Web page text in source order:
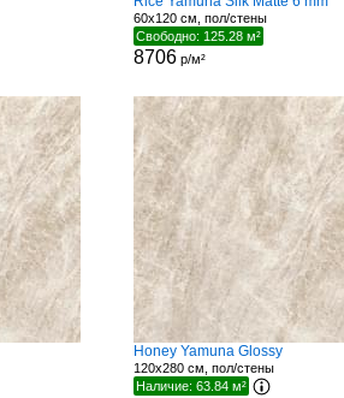
60x120 см, пол/стены
Свободно: 125.28 м²
8706р/м²
Honey Yamuna Glossy
120x280 см, пол/стены
Наличие: 63.84 м²